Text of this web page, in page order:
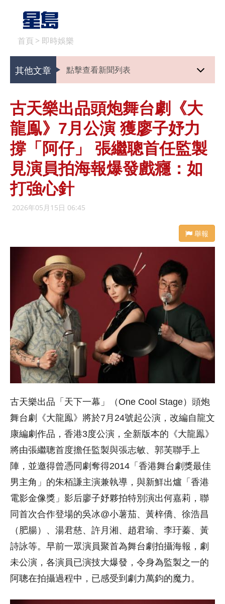
首頁 > 即時娛樂
其他文章 點擊查看新聞列表
古天樂出品頭炮舞台劇《大
龍鳯》7月公演 獲廖子妤力
撐「阿仔」 張繼聰首任監製
見演員拍海報爆發戲癮：如
打強心針
2026年05月15日 06:45
舉報
古天樂出品「天下一幕」（One Cool Stage）頭炮
舞台劇《大龍鳯》將於7月24號起公演，改編自龍文
康編劇作品，香港3度公演，全新版本的《大龍鳯》
將由張繼聰首度擔任監製與張志敏、郭芙聯手上
陣，並邀得曾憑同劇奪得2014「香港舞台劇獎最佳
男主角」的朱栢謙主演兼執導，與新鮮出爐「香港
電影金像獎」影后廖子妤夥拍特別演出何嘉莉，聯
同首次合作登場的吳冰@小薯茄、黃梓僑、徐浩昌
（肥腸）、湯君慈、許月湘、趙君瑜、李玗蓁、黃
詩詠等。早前一眾演員聚首為舞台劇拍攝海報，劇
未公演，各演員已演技大爆發，令身為監製之一的
阿聰在拍攝過程中，已感受到劇力萬鈞的魔力。